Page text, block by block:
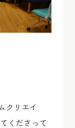
クリエイ
くださって